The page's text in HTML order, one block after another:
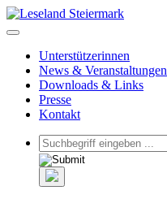
Unterstützerinnen
News & Veranstaltungen
Downloads & Links
Presse
Kontakt